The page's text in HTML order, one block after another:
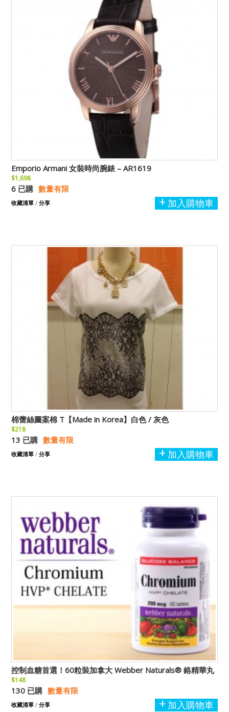
Emporio Armani 女裝時尚腕錶 – AR1619
$1,698
6 已購 數量有限
加入購物車
收藏清單 / 分享
棉蕾絲圖案棉 T【Made in Korea】白色 / 灰色
$218
13 已購 數量有限
加入購物車
收藏清單 / 分享
控制血糖首選！60粒裝加拿大 Webber Naturals® 鉻精華丸
$148
130 已購 數量有限
加入購物車
收藏清單 / 分享